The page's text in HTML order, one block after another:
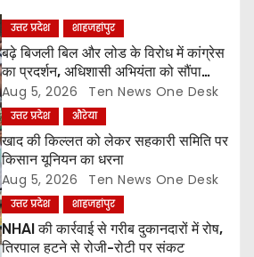
उत्तर प्रदेश शाहजहांपुर
बढ़े बिजली बिल और लोड के विरोध में कांग्रेस
का प्रदर्शन, अधिशासी अभियंता को सौंपा
ज्ञापन
Aug 5, 2026 Ten News One Desk
उत्तर प्रदेश औरेया
खाद की किल्लत को लेकर सहकारी समिति पर
किसान यूनियन का धरना
Aug 5, 2026 Ten News One Desk
उत्तर प्रदेश शाहजहांपुर
NHAI की कार्रवाई से गरीब दुकानदारों में रोष,
तिरपाल हटने से रोजी-रोटी पर संकट